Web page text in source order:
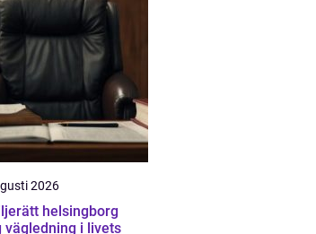
2026
helsingborg
vägledning i livets